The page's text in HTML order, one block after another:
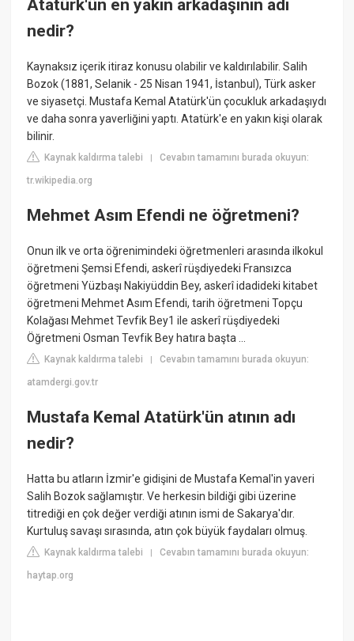
Atatürk'ün en yakın arkadaşının adı
nedir?
Kaynaksız içerik itiraz konusu olabilir ve kaldırılabilir. Salih
Bozok (1881, Selanik - 25 Nisan 1941, İstanbul), Türk asker
ve siyasetçi. Mustafa Kemal Atatürk'ün çocukluk arkadaşıydı
ve daha sonra yaverliğini yaptı. Atatürk'e en yakın kişi olarak
bilinir.
Kaynak kaldırma talebi |Cevabın tamamını burada okuyun:
tr.wikipedia.org
Mehmet Asım Efendi ne öğretmeni?
Onun ilk ve orta öğrenimindeki öğretmenleri arasında ilkokul
öğretmeni Şemsi Efendi, askerî rüşdiyedeki Fransızca
öğretmeni Yüzbaşı Nakiyüddin Bey, askerî idadideki kitabet
öğretmeni Mehmet Asım Efendi, tarih öğretmeni Topçu
Kolağası Mehmet Tevfik Bey1 ile askerî rüşdiyedeki
Öğretmeni Osman Tevfik Bey hatıra başta ...
Kaynak kaldırma talebi |Cevabın tamamını burada okuyun:
atamdergi.gov.tr
Mustafa Kemal Atatürk'ün atının adı
nedir?
Hatta bu atların İzmir'e gidişini de Mustafa Kemal'in yaveri
Salih Bozok sağlamıştır. Ve herkesin bildiği gibi üzerine
titrediği en çok değer verdiği atının ismi de Sakarya'dır.
Kurtuluş savaşı sırasında, atın çok büyük faydaları olmuş.
Kaynak kaldırma talebi |Cevabın tamamını burada okuyun:
haytap.org